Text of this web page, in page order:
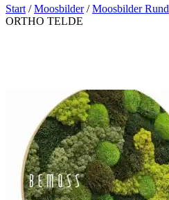
Start /Moosbilder/Moosbilder Rund
ORTHO TELDE